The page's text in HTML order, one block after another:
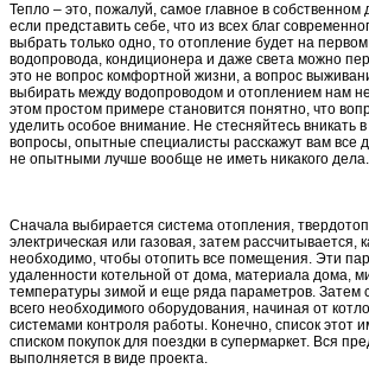
Тепло – это, пожалуй, самое главное в собственном
если представить себе, что из всех благ
выбрать только одно, то отопление будет на
водопровода, кондиционера и даже света можно
это не вопрос комфортной жизни, а вопрос
выбирать между водопроводом и отоплением нам
этом простом примере становится понятно, что
уделить особое внимание. Не стесняйтесь вникать
вопросы, опытные специалисты расскажут вам все
не опытными лучше вообще не иметь никакого дела.
Сначала выбирается система отопления,
электрическая или газовая, затем рассчитывается,
необходимо, чтобы отопить все помещения. Эти
удаленности котельной от дома, материала дома,
температуры зимой и еще ряда параметров. Затем
всего необходимого оборудования, начиная от
системами контроля работы. Конечно, список этот
списком покупок для поездки в супермаркет. Вся
выполняется в виде проекта.